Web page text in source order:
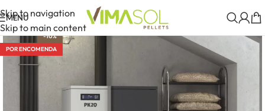
Skip to navigation
Skip to main content
MENU
-10%
POR ENCOMENDA